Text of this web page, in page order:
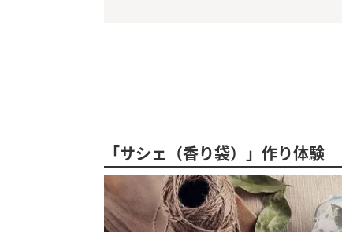
「サシェ（香り袋）」作り体験